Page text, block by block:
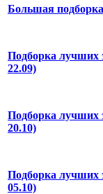
Большая
Подборка лучших
22.09)
Подборка лучших
20.10)
Подборка лучших
05.10)